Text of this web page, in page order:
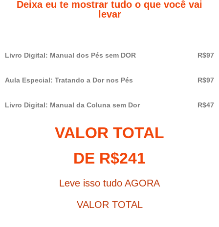
Deixa eu te mostrar tudo o que você vai
levar
Livro Digital: Manual dos Pés sem DOR R$97
Aula Especial: Tratando a Dor nos Pés R$97
Livro Digital: Manual da Coluna sem Dor R$47
VALOR TOTAL
DE R$241
Leve isso tudo AGORA
VALOR TOTAL